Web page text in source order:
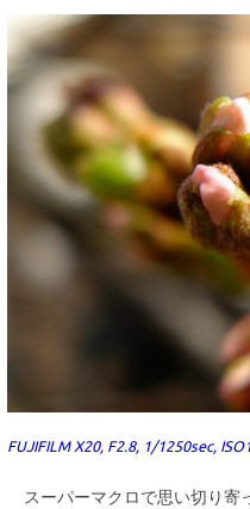
FUJIFILM X20, F2.8, 1/1250sec,
スーパーマクロで思い切り寄